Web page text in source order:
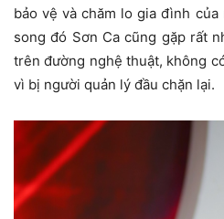
bảo vệ và chăm lo gia đình
song đó Sơn Ca cũng gặp rất
trên đường nghệ thuật, không
vì bị người quản lý đầu chặn lại.